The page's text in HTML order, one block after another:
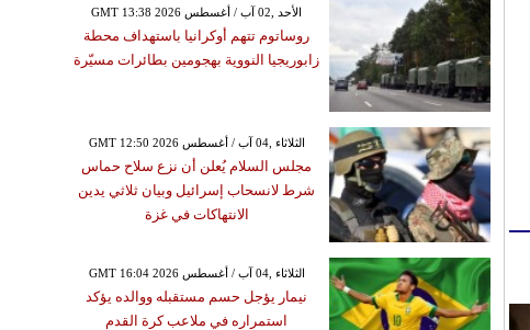
GMT 13:38 2026 الأحد ,02 آب / أغسطس
روساتوم تتهم أوكرانيا باستهداف محطة
زابوريجيا النووية بهجومين بطائرات مسيّرة
GMT 12:50 2026 الثلاثاء ,04 آب / أغسطس
مجلس السلام يُعلن أن نزع سلاح حماس
شرط لانسحاب إسرائيل وبيان ثلاثي يدين
الانتهاكات في غزة
GMT 16:04 2026 الثلاثاء ,04 آب / أغسطس
نيمار يؤجل حسم مستقبله ووالده يؤكد
استمراره في ملاعب كرة القدم